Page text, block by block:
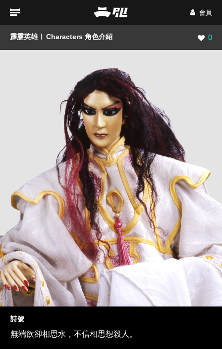
會員
霹靂英雄 Characters 角色介紹 瀏覽
0
詩號
無端飲卻相思水，不信相思想殺人。